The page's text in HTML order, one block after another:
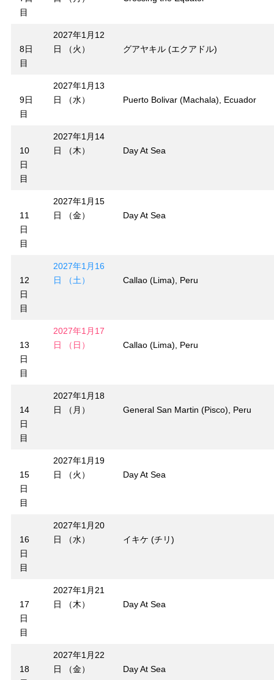
目
8日
目
2027年1月12
日 （火）
グアヤキル (エクアドル)
9日
目
2027年1月13
日 （水）
Puerto Bolivar (Machala), Ecuador
10
日
目
2027年1月14
日 （木）
Day At Sea
11
日
目
2027年1月15
日 （金）
Day At Sea
12
日
目
2027年1月16
日 （土）
Callao (Lima), Peru
13
日
目
2027年1月17
日 （日）
Callao (Lima), Peru
14
日
目
2027年1月18
日 （月）
General San Martin (Pisco), Peru
15
日
目
2027年1月19
日 （火）
Day At Sea
16
日
目
2027年1月20
日 （水）
イキケ (チリ)
17
日
目
2027年1月21
日 （木）
Day At Sea
18
2027年1月22
日 （金）
Day At Sea